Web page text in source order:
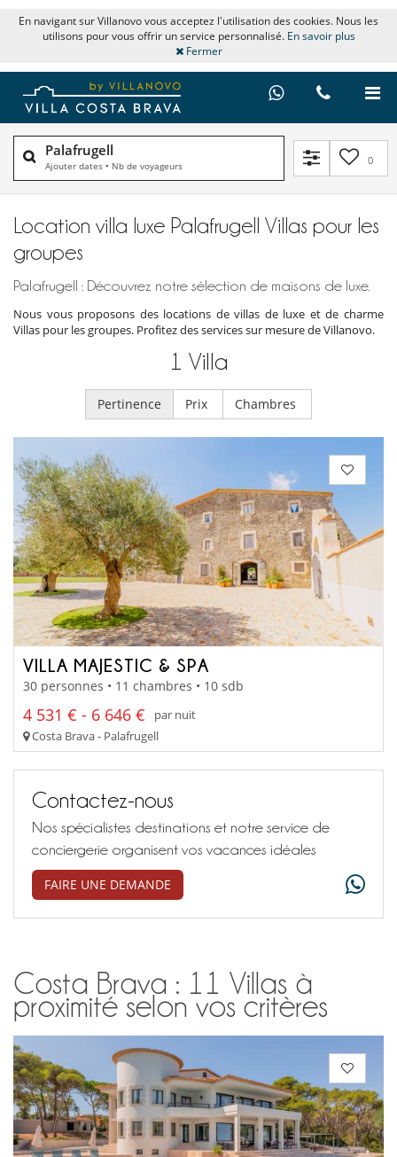
En navigant sur Villanovo vous acceptez l'utilisation des cookies. Nous les
utilisons pour vous offrir un service personnalisé. En savoir plus
Fermer
Palafrugell
Ajouter dates • Nb de voyageurs 0
Location villa luxe Palafrugell Villas pour les
groupes
Palafrugell : Découvrez notre sélection de maisons de luxe.
Nous vous proposons des locations de villas de luxe et de charme
Villas pour les groupes. Profitez des services sur mesure de Villanovo.
1 Villa
Pertinence Prix Chambres
VILLA MAJESTIC & SPA
30 personnes • 11 chambres • 10 sdb
4 531 € - 6 646 €
par nuit
Costa Brava - Palafrugell
Contactez-nous
Nos spécialistes destinations et notre service de
conciergerie organisent vos vacances idéales
FAIRE UNE DEMANDE
Costa Brava : 11 Villas à
proximité selon vos critères